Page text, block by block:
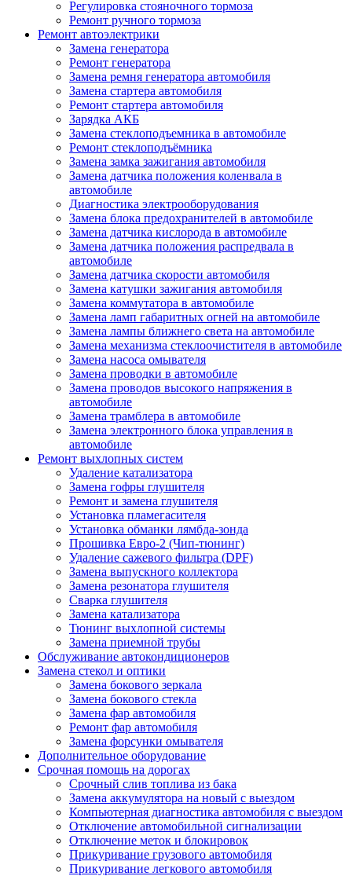
Регулировка стояночного тормоза
Ремонт ручного тормоза
Ремонт автоэлектрики
Замена генератора
Ремонт генератора
Замена ремня генератора автомобиля
Замена стартера автомобиля
Ремонт стартера автомобиля
Зарядка АКБ
Замена стеклоподъемника в автомобиле
Ремонт стеклоподъёмника
Замена замка зажигания автомобиля
Замена датчика положения коленвала в
автомобиле
Диагностика электрооборудования
Замена блока предохранителей в автомобиле
Замена датчика кислорода в автомобиле
Замена датчика положения распредвала в
автомобиле
Замена датчика скорости автомобиля
Замена катушки зажигания автомобиля
Замена коммутатора в автомобиле
Замена ламп габаритных огней на автомобиле
Замена лампы ближнего света на автомобиле
Замена механизма стеклоочистителя в автомобиле
Замена насоса омывателя
Замена проводки в автомобиле
Замена проводов высокого напряжения в
автомобиле
Замена трамблера в автомобиле
Замена электронного блока управления в
автомобиле
Ремонт выхлопных систем
Удаление катализатора
Замена гофры глушителя
Ремонт и замена глушителя
Установка пламегасителя
Установка обманки лямбда-зонда
Прошивка Евро-2 (Чип-тюнинг)
Удаление сажевого фильтра (DPF)
Замена выпускного коллектора
Замена резонатора глушителя
Сварка глушителя
Замена катализатора
Тюнинг выхлопной системы
Замена приемной трубы
Обслуживание автокондиционеров
Замена стекол и оптики
Замена бокового зеркала
Замена бокового стекла
Замена фар автомобиля
Ремонт фар автомобиля
Замена форсунки омывателя
Дополнительное оборудование
Срочная помощь на дорогах
Срочный слив топлива из бака
Замена аккумулятора на новый с выездом
Компьютерная диагностика автомобиля с выездом
Отключение автомобильной сигнализации
Отключение меток и блокировок
Прикуривание грузового автомобиля
Прикуривание легкового автомобиля